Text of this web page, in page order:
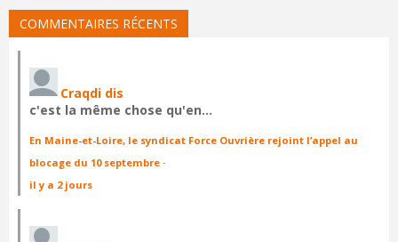
COMMENTAIRES RÉCENTS
Craqdi dis
c'est la même chose qu'en…
En Maine-et-Loire, le syndicat Force Ouvrière rejoint l’appel au
blocage du 10 septembre ·
il y a 2 jours